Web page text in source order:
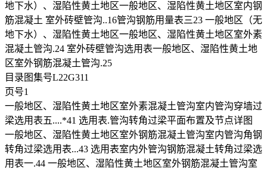
地下水）、湿陷性黄土地区一般地区、湿陷性黄土地区室内钢
筋混凝土 室外砖壁管沟..16管沟钢筋用量表三23 一般地区（无
地下水）、湿陷性黄土地区一般地区、湿陷性黄土地区室外素
混凝土管沟.24 室外砖壁管沟选用表一般地区、湿陷性黄土地
区室外钢筋混凝土管沟.25
目录图集号L22G311
页号1
一般地区、湿陷性黄土地区室外素混凝土管沟室内管沟穿墙过
梁选用表五....*41 选用表.管沟转角过梁平面布置及节点详图
一般地区、湿陷性黄土地区室外钢筋混凝土管沟室内管沟角钢
转角过梁选用表...43 选用表室内外管沟钢筋混凝土转角过梁选
用表一.44 一般地区、湿陷性黄土地区室外钢筋混凝土管沟室